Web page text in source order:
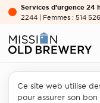
Services d’urgence 24
2244 | Femmes : 514
Ce site web utilise
pour assurer son